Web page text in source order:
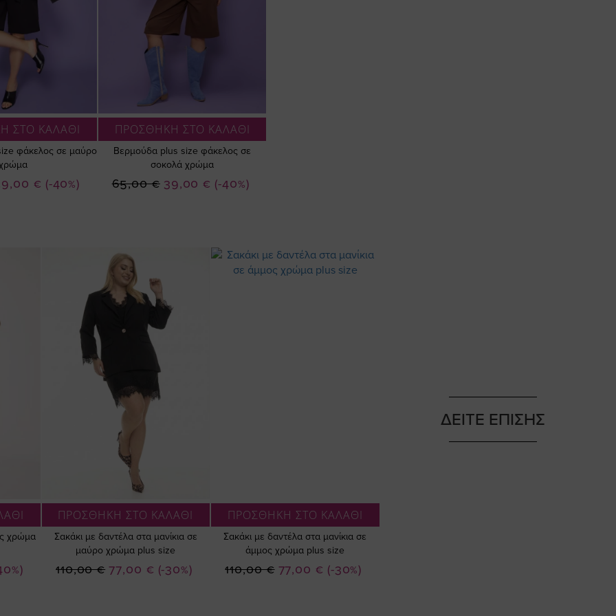
ΣΤΟ ΚΑΛΑΘΙ
φάκελος σε μαύρο
(-40%)
€
ΠΡΟΣΘΗΚΗ ΣΤΟ ΚΑΛΑΘΙ
Βερμούδα plus size φάκελος σε
σοκολά χρώμα
(-40%)
Ειδική
39,00 €
65,00 €
χρώμα
ΠΡΟΣΘΗΚΗ ΣΤΟ ΚΑΛΑΘΙ
Σακάκι με δαντέλα στα μανίκια σε
μαύρο χρώμα plus size
(-30%)
Ειδική
77,00 €
110,00 €
ΠΡΟΣΘΗΚΗ ΣΤΟ ΚΑΛΑΘΙ
Σακάκι με δαντέλα στα μανίκια σε
άμμος χρώμα plus size
(-30%)
Ειδική
77,00 €
110,00 €
ΔΕΙΤΕ ΕΠΙΣΗΣ